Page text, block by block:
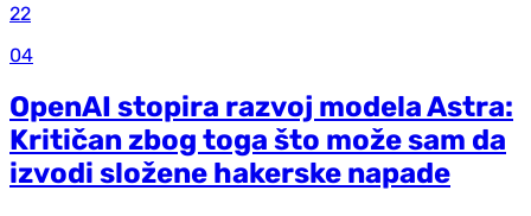
22
04
OpenAI stopira razvoj modela Astra:
Kritičan zbog toga što može sam da
izvodi složene hakerske napade